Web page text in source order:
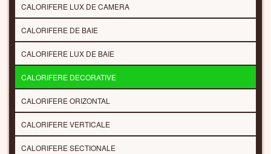
CALORIFERE LUX DE CAMERA
CALORIFERE DE BAIE
CALORIFERE LUX DE BAIE
CALORIFERE DECORATIVE
CALORIFERE ORIZONTAL
CALORIFERE VERTICALE
CALORIFERE SECTIONALE